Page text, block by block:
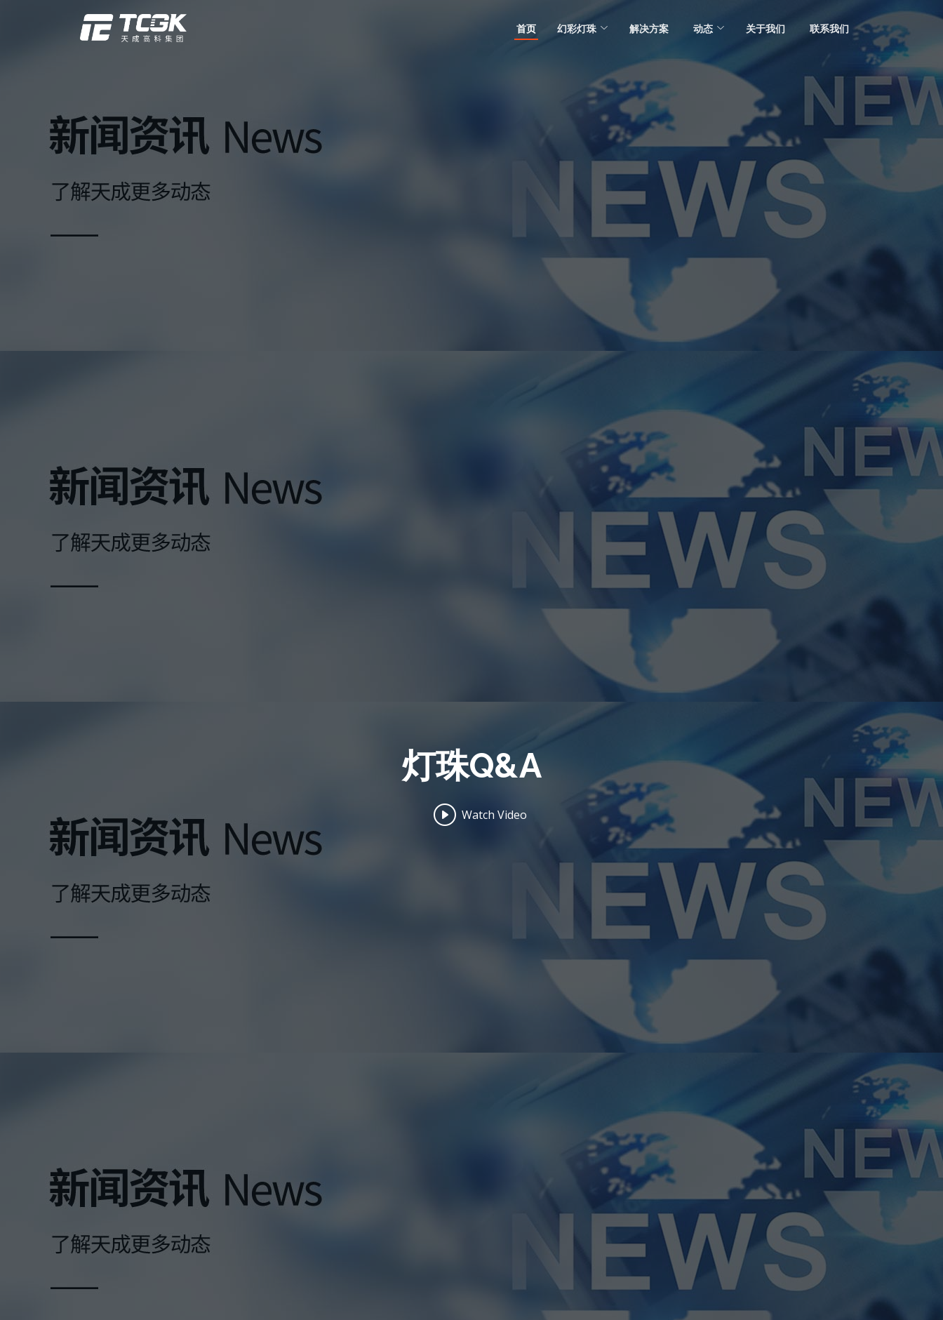
首页 幻彩灯珠 解决方案 动态 关于我们 联系我们
灯珠Q&A
Watch Video